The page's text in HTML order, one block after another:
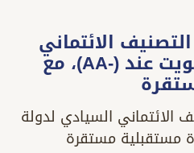
الائتماني
السيادي لدولة الكويت عند (-AA)، مع
الائتماني السيادي لدولة